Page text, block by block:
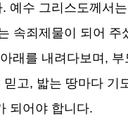
. 예수 그리스도께서
속죄제물이 되어 주
래를 내려다보며 , 부
믿고, 밟는 땅마다 기
되어야 합니다.